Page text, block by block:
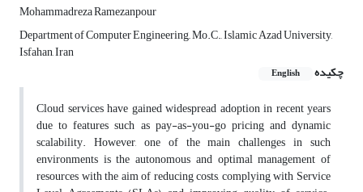
Mohammadreza Ramezanpour
Department of Computer Engineering,, Mo.C., Islamic Azad University,
Isfahan, Iran
چکیده
English
Cloud services have gained widespread adoption in recent years
due to features such as pay-as-you-go pricing and dynamic
scalability. However, one of the main challenges in such
environments is the autonomous and optimal management of
resources with the aim of reducing costs, complying with Service